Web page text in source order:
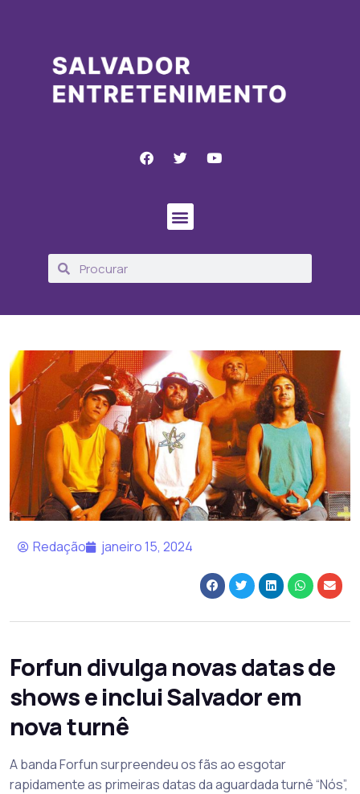
Redação janeiro 15, 2024
Forfun divulga novas datas de
shows e inclui Salvador em
nova turnê
A banda Forfun surpreendeu os fãs ao esgotar
rapidamente as primeiras datas da aguardada turnê “Nós”,